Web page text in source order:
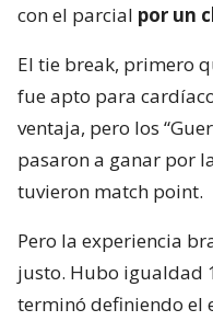
con el parcial por un
El tie break, primero
fue apto para
ventaja, pero los
pasaron a ganar por
tuvieron match point.
Pero la experiencia
justo. Hubo igualdad
terminó definiendo el